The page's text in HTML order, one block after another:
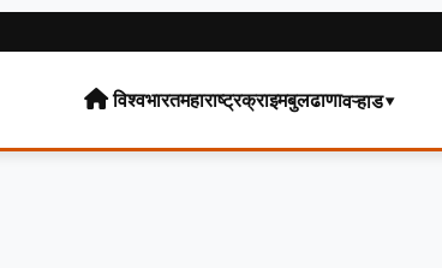
विश्वभारतमहाराष्ट्रक्राइमबुलढाणावऱ्हाड▾